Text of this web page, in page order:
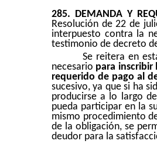
285.
DEMANDA Y
Resolución de 22 de
interpuesto contra la
testimonio de decreto
Se reitera en
necesario para inscribir
requerido de pago al
sucesivo, ya que si ha
producirse a lo largo
pueda participar en la
mismo procedimiento
de la obligación, se
deudor para la